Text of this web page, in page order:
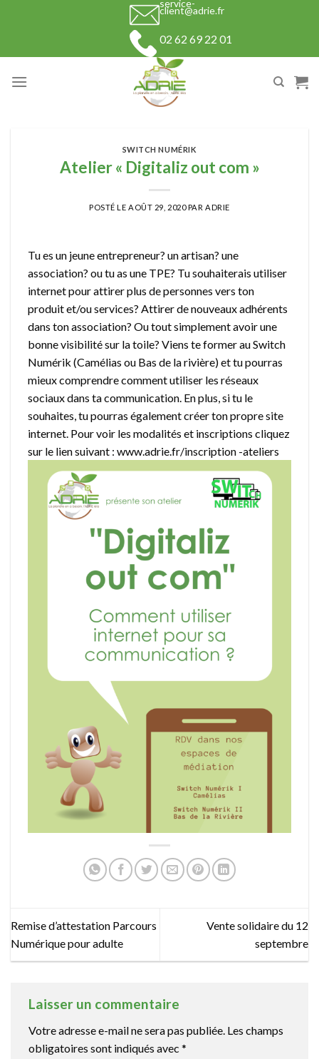
service-
client@adrie.fr
02 62 69 22 01
SWITCH NUMÉRIK
Atelier « Digitaliz out com »
POSTÉ LEAOÛT 29, 2020PARADRIE
Tu es un jeune entrepreneur? un artisan? une
association? ou tu as une TPE? Tu souhaiterais utiliser
internet pour attirer plus de personnes vers ton
produit et/ou services? Attirer de nouveaux adhérents
dans ton association? Ou tout simplement avoir une
bonne visibilité sur la toile? Viens te former au Switch
Numérik (Camélias ou Bas de la rivière) et tu pourras
mieux comprendre comment utiliser les réseaux
sociaux dans ta communication. En plus, si tu le
souhaites, tu pourras également créer ton propre site
internet. Pour voir les modalités et inscriptions cliquez
sur le lien suivant : www.adrie.fr/inscription -ateliers
Remise d’attestation Parcours
Numérique pour adulte
Vente solidaire du 12
septembre
Laisser un commentaire
Votre adresse e-mail ne sera pas publiée. Les champs
obligatoires sont indiqués avec *